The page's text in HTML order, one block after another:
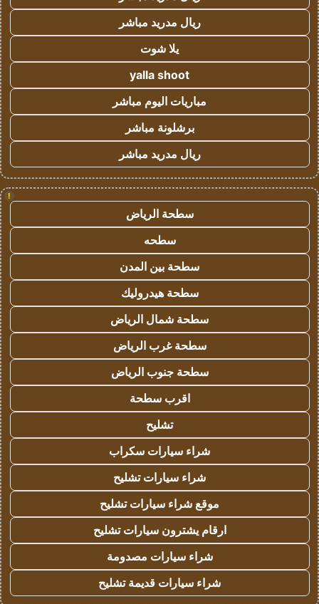
ريال مدريد مباشر
يلا شوت
yalla shoot
مباريات اليوم مباشر
برشلونة مباشر
ريال مدريد مباشر
!
سطحة الرياض
سطحه
سطحة بين المدن
سطحة هيدروليك
سطحة شمال الرياض
سطحة غرب الرياض
سطحة جنوب الرياض
اقرب سطحة
تشليح
شراء سيارات سكراب
شراء سيارات تشليح
موقع شراء سيارات تشليح
ارقام يشترون سيارات تشليح
شراء سيارات مصدومة
شراء سيارات قديمة تشليح